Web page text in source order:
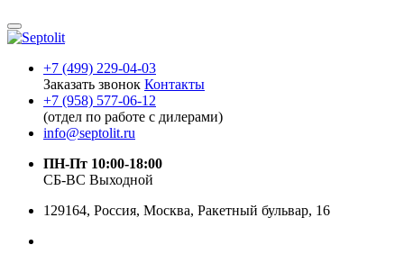
+7 (499) 229-04-03
Заказать звонок Контакты
+7 (958) 577-06-12
(отдел по работе с дилерами)
info@septolit.ru
ПН-Пт 10:00-18:00
СБ-ВС Выходной
129164, Россия, Москва, Ракетный бульвар, 16